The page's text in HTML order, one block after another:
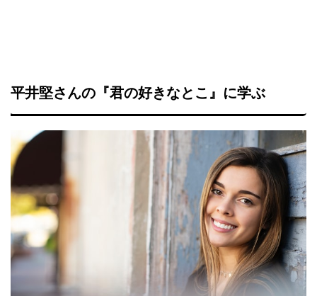
平井堅さんの『君の好きなとこ』に学ぶ